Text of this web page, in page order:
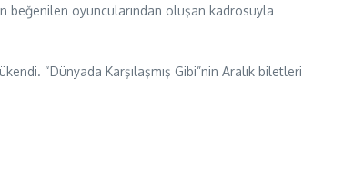
beğenilen oyuncularından oluşan kadrosuyla
“Dünyada Karşılaşmış Gibi”nin Aralık biletleri